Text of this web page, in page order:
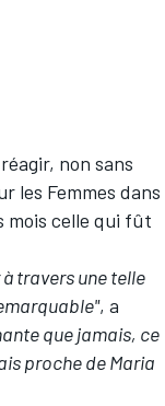
non sans
les Femmes dans
mois celle qui fût
travers une telle
, a
que jamais, ce
proche de Maria